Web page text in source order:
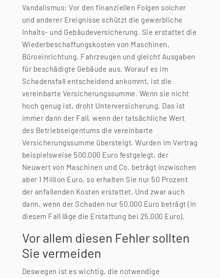
Vandalismus: Vor den finanziellen Folgen solcher
und anderer Ereignisse schützt die gewerbliche
Inhalts- und Gebäudeversicherung. Sie erstattet die
Wiederbeschaffungskosten von Maschinen,
Büroeinrichtung, Fahrzeugen und gleicht Ausgaben
für beschädigte Gebäude aus. Worauf es im
Schadensfall entscheidend ankommt, ist die
vereinbarte Versicherungssumme. Wenn sie nicht
hoch genug ist, droht Unterversicherung. Das ist
immer dann der Fall, wenn der tatsächliche Wert
des Betriebseigentums die vereinbarte
Versicherungssumme übersteigt. Wurden im Vertrag
beispielsweise 500.000 Euro festgelegt, der
Neuwert von Maschinen und Co. beträgt inzwischen
aber 1 Million Euro, so erhalten Sie nur 50 Prozent
der anfallenden Kosten erstattet. Und zwar auch
dann, wenn der Schaden nur 50.000 Euro beträgt (in
diesem Fall läge die Erstattung bei 25.000 Euro).
Vor allem diesen Fehler sollten
Sie vermeiden
Deswegen ist es wichtig, die notwendige